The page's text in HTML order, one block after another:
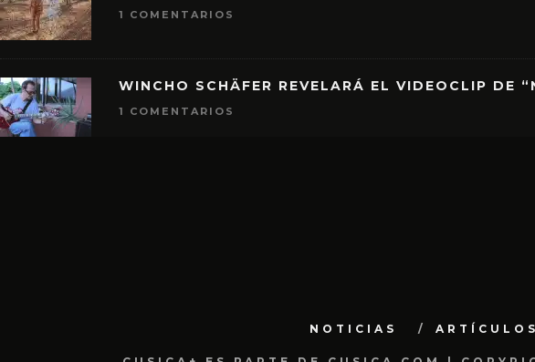
1 COMENTARIOS
WINCHO SCHÄFER REVELARÁ EL VIDEOCLIP DE
1 COMENTARIOS
NOTICIAS ARTÍCULOS